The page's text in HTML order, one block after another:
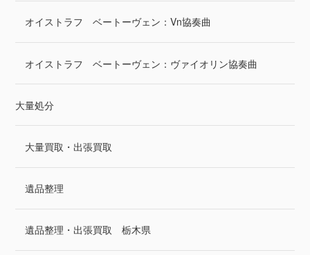
オイストラフ ベートーヴェン：Vn協奏曲
オイストラフ ベートーヴェン：ヴァイオリン協奏曲
大量処分
大量買取・出張買取
遺品整理
遺品整理・出張買取 栃木県